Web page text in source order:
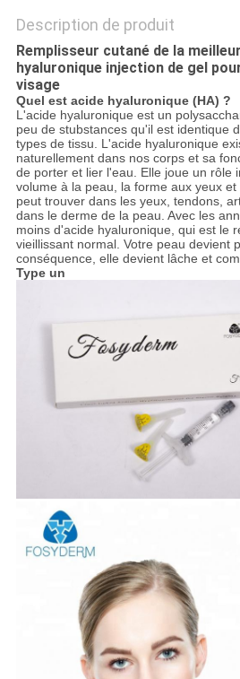
PLAN
DU
SITE
PRIVACY
POLICY
Description de produit
Remplisseur cutané de la
hyaluronique injection de gel
visage
Quel est acide hyaluronique (HA) ?
L'acide hyaluronique est un
peu de stubstances qu'il est identique
types de tissu. L'acide hyaluronique
naturellement dans nos corps et sa
de porter et lier l'eau. Elle joue un rôle
volume à la peau, la forme aux yeux
peut trouver dans les yeux, tendons,
dans le derme de la peau. Avec les
moins d'acide hyaluronique, qui est le
vieillissant normal. Votre peau devient
conséquence, elle devient lâche et
Type un